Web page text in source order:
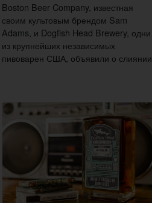
Boston Beer Company, известная
своим культовым брендом Sam
Adams, и Dogfish Head Brewery, одни
из крупнейших независимых
пивоварен США, объявили о слиянии.